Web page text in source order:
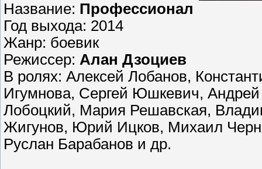
Название: Профессионал
Год выхода: 2014
Жанр: боевик
Режиссер: Алан Дзоциев
В ролях: Алексей Лобанов,
Игумнова, Сергей Юшкевич,
Лобоцкий, Мария Решавская,
Жигунов, Юрий Ицков, Михаил
Руслан Барабанов и др.